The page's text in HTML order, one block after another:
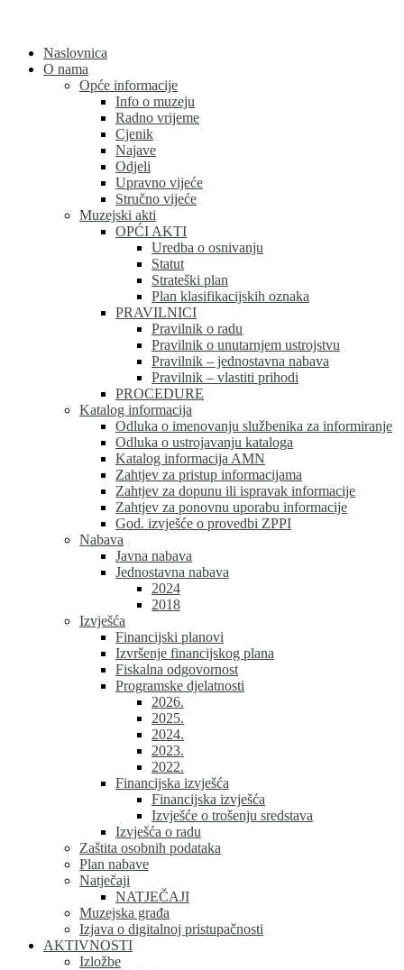
contentNaslovnica
O nama
Opće informacije
Info o muzeju
Radno vrijeme
Cjenik
Najave
Odjeli
Upravno vijeće
Stručno vijeće
Muzejski akti
OPĆI AKTI
Uredba o osnivanju
Statut
Strateški plan
Plan klasifikacijskih oznaka
PRAVILNICI
Pravilnik o radu
Pravilnik o unutarnjem ustrojstvu
Pravilnik – jednostavna nabava
Pravilnik – vlastiti prihodi
PROCEDURE
Katalog informacija
Odluka o imenovanju službenika za informiranje
Odluka o ustrojavanju kataloga
Katalog informacija AMN
Zahtjev za pristup informacijama
Zahtjev za dopunu ili ispravak informacije
Zahtjev za ponovnu uporabu informacije
God. izvješće o provedbi ZPPI
Nabava
Javna nabava
Jednostavna nabava
2024
2018
Izvješća
Financijski planovi
Izvršenje financijskog plana
Fiskalna odgovornost
Programske djelatnosti
2026.
2025.
2024.
2023.
2022.
Financijska izvješća
Financijska izvješća
Izvješće o trošenju sredstava
Izvješća o radu
Zaštita osobnih podataka
Plan nabave
Natječaji
NATJEČAJI
Muzejska građa
Izjava o digitalnoj pristupačnosti
AKTIVNOSTI
Izložbe